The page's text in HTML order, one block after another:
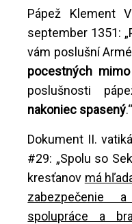
Pápež Klement
september 1351: „
vám poslušní
pocestných
poslušnosti
nakoniec spasený.“
Dokument II.
#29: „Spolu so
kresťanov má
zabezpečenie
spolupráce a